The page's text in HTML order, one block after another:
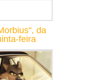
da
feira